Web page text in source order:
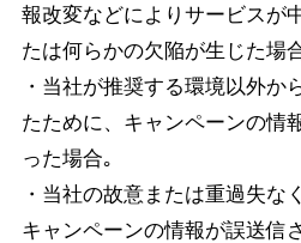
報改変などによりサービスが
たは何らかの欠陥が生じた場
・当社が推奨する環境以外か
たために、キャンペーンの情
った場合｡
・当社の故意または重過失な
キャンペーンの情報が誤送信